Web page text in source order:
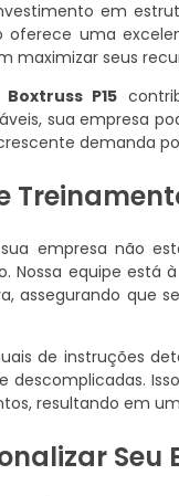
em
oferece uma
maximizar seus
Boxtruss P15
sua empresa
demanda
empresa não
Nossa equipe
assegurando que
de instruções
descomplicadas.
resultando em
Seu